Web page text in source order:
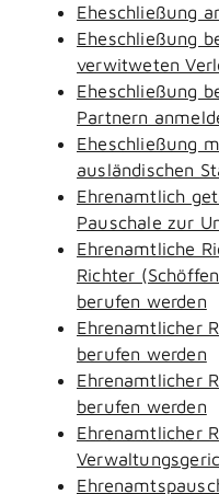
Eheschließung
Eheschließung
verwitweten
Eheschließung
Partnern
Eheschließung
ausländischen
Ehrenamtlich
Pauschale zur
Ehrenamtliche
Richter
berufen werden
Ehrenamtlicher
berufen werden
Ehrenamtlicher
berufen werden
Ehrenamtlicher